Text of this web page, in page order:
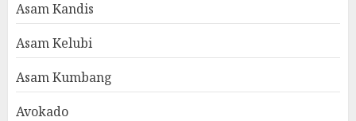
Asam Kandis
Asam Kelubi
Asam Kumbang
Avokado